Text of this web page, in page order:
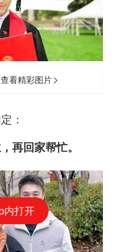
看精彩图片
：
再回家帮忙。
内打开